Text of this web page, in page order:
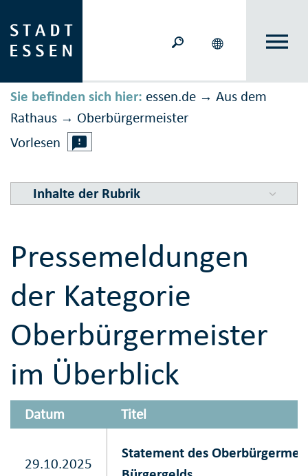
Sie befinden sich hier: essen.de → Aus dem
Rathaus → Ober­bürger­meister
Vorlesen
Inhalte der Rubrik
Pressemeldungen
der Kategorie
Oberbürgermeister
im Überblick
Datum Titel
29.10.2025
Statement des